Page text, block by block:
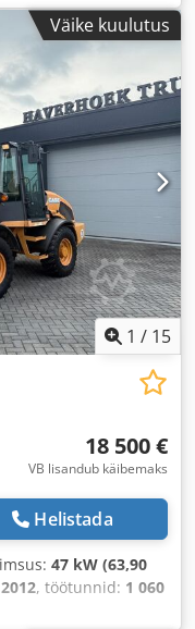
Väike kuulutus
1 / 15
18 500 €
VB lisandub käibemaks
Helistada
47 kW (63,90
2012, töötunnid: 1 060